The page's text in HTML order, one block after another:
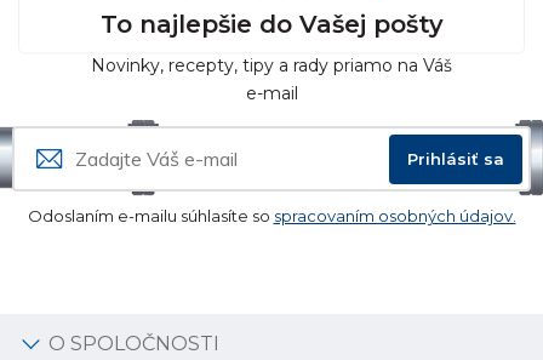
To najlepšie do Vašej pošty
Novinky, recepty, tipy a rady priamo na Váš
e-mail
Prihlásiť sa
Odoslaním e-mailu súhlasíte so spracovaním osobných údajov.
O SPOLOČNOSTI